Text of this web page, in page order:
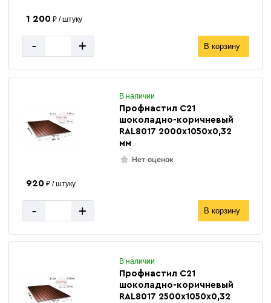
1 200 ₽ / штуку
- + В корзину
В наличии
Профнастил С21
шоколадно-коричневый
RAL8017 2000х1050х0,32
мм
Нет оценок
920 ₽ / штуку
- + В корзину
В наличии
Профнастил С21
шоколадно-коричневый
RAL8017 2500х1050х0,32